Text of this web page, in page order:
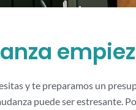
y te preparamos un
puede ser estresante.